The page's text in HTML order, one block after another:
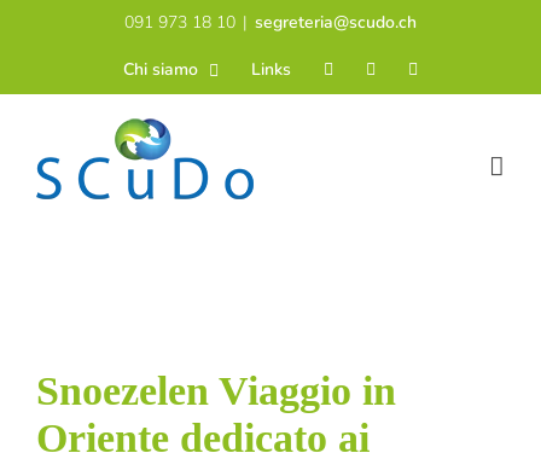
091 973 18 10 | segreteria@scudo.ch
Chi siamo Links
Snoezelen Viaggio in
Oriente dedicato ai